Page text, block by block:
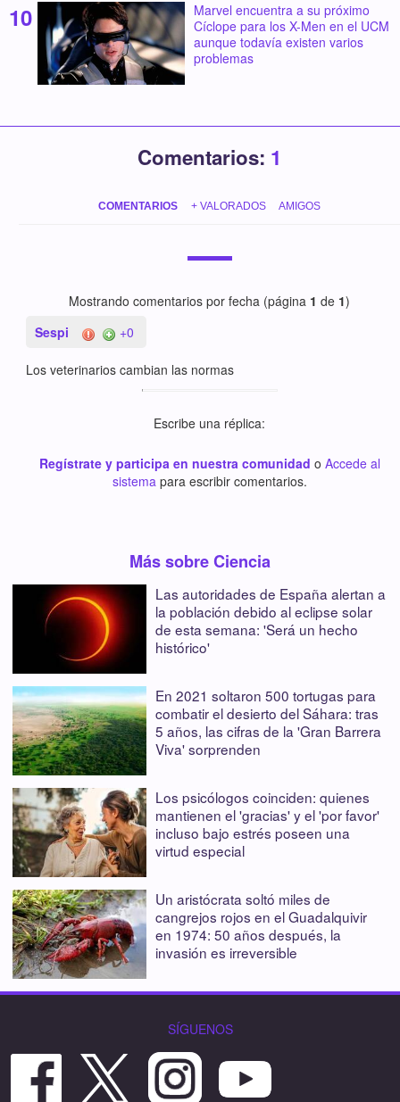
Marvel encuentra a su próximo
Cíclope para los X-Men en el UCM
aunque todavía existen varios
problemas
Comentarios: 1
COMENTARIOS + VALORADOS AMIGOS
Mostrando comentarios por fecha (página 1 de 1)
Sespi
+0
Los veterinarios cambian las normas
Escribe una réplica:
Regístrate y participa en nuestra comunidad o Accede al
sistemapara escribir comentarios.
Más sobre Ciencia
Las autoridades de España alertan a
la población debido al eclipse solar
de esta semana: 'Será un hecho
histórico'
En 2021 soltaron 500 tortugas para
combatir el desierto del Sáhara: tras
5 años, las cifras de la 'Gran Barrera
Viva' sorprenden
Los psicólogos coinciden: quienes
mantienen el 'gracias' y el 'por favor'
incluso bajo estrés poseen una
virtud especial
Un aristócrata soltó miles de
cangrejos rojos en el Guadalquivir
en 1974: 50 años después, la
invasión es irreversible
SÍGUENOS